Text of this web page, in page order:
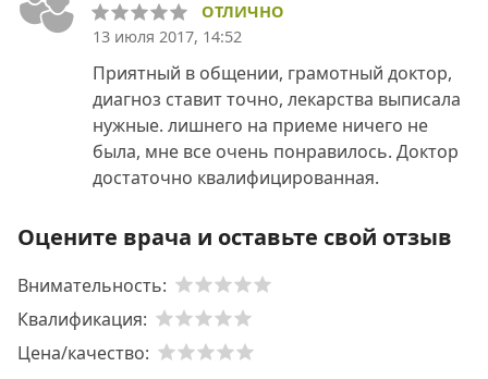
ОТЛИЧНО
13 июля 2017, 14:52
Приятный в общении, грамотный доктор,
диагноз ставит точно, лекарства выписала
нужные. лишнего на приеме ничего не
была, мне все очень понравилось. Доктор
достаточно квалифицированная.
Оцените врача и оставьте свой отзыв
Внимательность:
Квалификация:
Цена/качество: